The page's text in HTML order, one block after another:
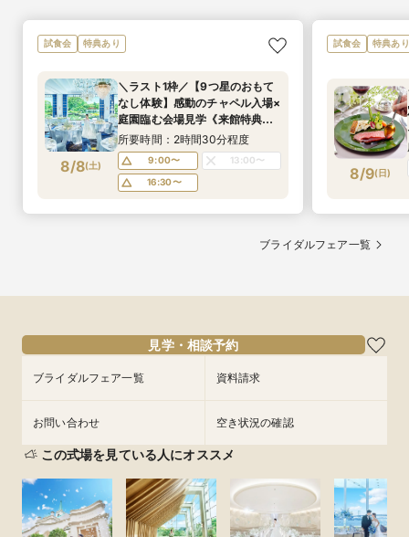
試食会 特典あり
8/8(土)
＼ラスト1枠／【9つ星のおもて
なし体験】感動のチャペル入場×
庭園臨む会場見学《来館特典》
後日“食のニューオータニ”ラン
チビュッフェご招待
所要時間：2時間30分程度
9:00〜
13:00〜
16:30〜
試食会 特典あり
8/9(日)
ブライダルフェア一覧
見学・相談予約
ブライダルフェア一覧 資料請求
お問い合わせ 空き状況の確認
この式場を見ている人にオススメ